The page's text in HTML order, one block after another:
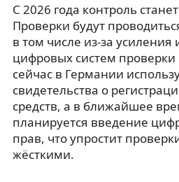
С 2026 года контроль
Проверки будут
в том числе из-за усиления
цифровых систем
сейчас в Германии
свидетельства о
средств, а в ближайшее
планируется введение
прав, что упростит
жёсткими.